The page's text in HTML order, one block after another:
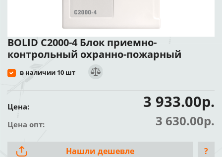
BOLID С2000-4 Блок приемно-
контрольный охранно-пожарный
в наличии 10 шт
Цена: 3 933.00р.
Цена опт: 3 630.00р.
Нашли дешевле ?